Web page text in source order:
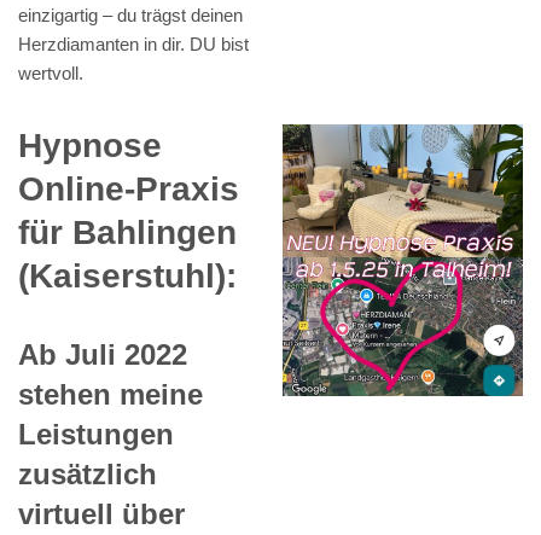
einzigartig – du trägst deinen
Herzdiamanten in dir. DU bist
wertvoll.
Hypnose
Online-Praxis
für Bahlingen
(Kaiserstuhl):
Ab Juli 2022
stehen meine
Leistungen
zusätzlich
virtuell über